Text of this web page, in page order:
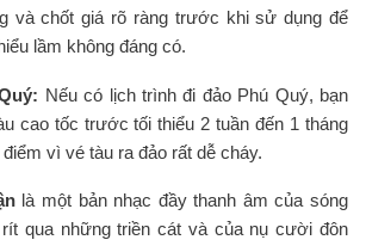
và chốt giá rõ ràng trước khi sử dụng để
lầm không đáng có.
Nếu có lịch trình đi đảo Phú Quý, bạn
cao tốc trước tối thiểu 2 tuần đến 1 tháng
vì vé tàu ra đảo rất dễ cháy.
là một bản nhạc đầy thanh âm của sóng
rít qua những triền cát và của nụ cười đôn